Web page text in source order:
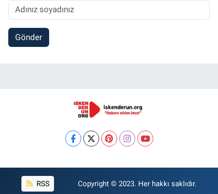
Gönder
RSS Copyright © 2023. Her hakkı saklıdır.